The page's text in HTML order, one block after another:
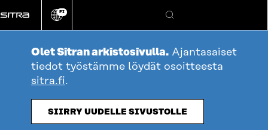
suoraan
sisältöön
Vaihda
kieli
FI
Hae
Olet Sitran arkistosivulla. Ajantasaiset
tiedot työstämme löydät osoitteesta
sitra.fi.
SIIRRY UUDELLE SIVUSTOLLE